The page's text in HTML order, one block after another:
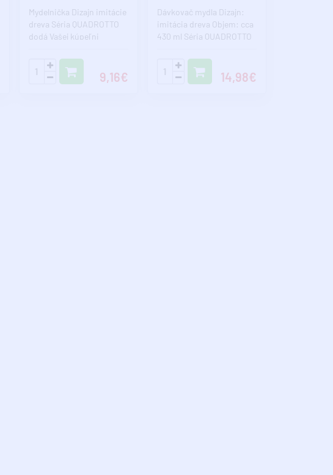
Mydelnička Dizajn imitácie
dreva Séria QUADROTTO
dodá Vašej kúpeľni
chcet..
9,16€
Dávkovač mydla Dizajn:
imitácia dreva Objem: cca
430 ml Séria QUADROTTO
14,98€